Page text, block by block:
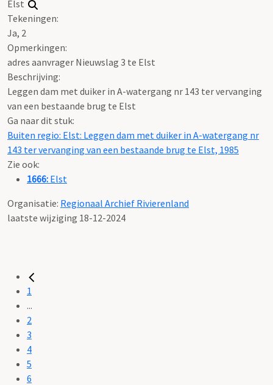
Elst
Tekeningen:
Ja, 2
Opmerkingen:
adres aanvrager Nieuwslag 3 te Elst
Beschrijving:
Leggen dam met duiker in A-watergang nr 143 ter vervanging
van een bestaande brug te Elst
Ga naar dit stuk:
Buiten regio: Elst: Leggen dam met duiker in A-watergang nr
143 ter vervanging van een bestaande brug te Elst, 1985
Zie ook:
1666: Elst
Organisatie: Regionaal Archief Rivierenland
laatste wijziging 18-12-2024
1
...
2
3
4
5
6